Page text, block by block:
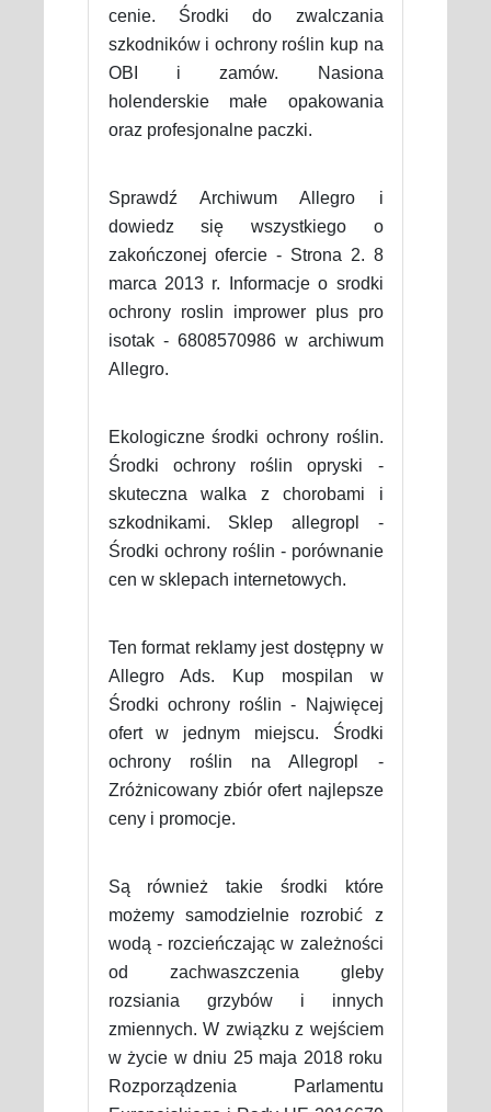
cenie. Środki do zwalczania
szkodników i ochrony roślin kup na
OBI i zamów. Nasiona
holenderskie małe opakowania
oraz profesjonalne paczki.
Sprawdź Archiwum Allegro i
dowiedz się wszystkiego o
zakończonej ofercie - Strona 2. 8
marca 2013 r. Informacje o srodki
ochrony roslin imprower plus pro
isotak - 6808570986 w archiwum
Allegro.
Ekologiczne środki ochrony roślin.
Środki ochrony roślin opryski -
skuteczna walka z chorobami i
szkodnikami. Sklep allegropl -
Środki ochrony roślin - porównanie
cen w sklepach internetowych.
Ten format reklamy jest dostępny w
Allegro Ads. Kup mospilan w
Środki ochrony roślin - Najwięcej
ofert w jednym miejscu. Środki
ochrony roślin na Allegropl -
Zróżnicowany zbiór ofert najlepsze
ceny i promocje.
Są również takie środki które
możemy samodzielnie rozrobić z
wodą - rozcieńczając w zależności
od zachwaszczenia gleby
rozsiania grzybów i innych
zmiennych. W związku z wejściem
w życie w dniu 25 maja 2018 roku
Rozporządzenia Parlamentu